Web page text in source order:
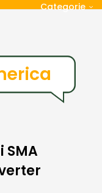
Categorie
SMA